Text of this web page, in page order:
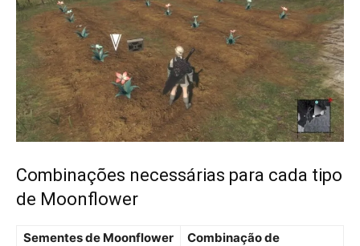
Combinações necessárias para cada tipo
de Moonflower
Sementes de Moonflower
Combinação de